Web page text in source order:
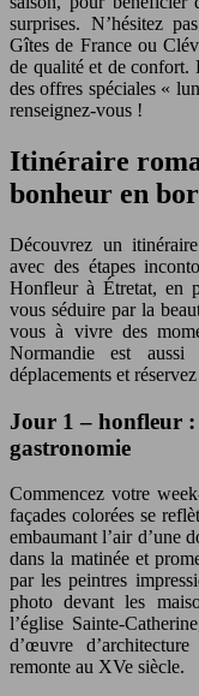
surprises. N’hésitez
Gîtes de France ou
de qualité et de confort.
des offres spéciales «
renseignez-vous !
Itinéraire
bonheur en
Découvrez un
avec des étapes
Honfleur à Étretat, en
vous séduire par la
vous à vivre des
Normandie est
déplacements et
Jour 1 – honfleur :
gastronomie
Commencez votre
façades colorées se
embaumant l’air d’une
dans la matinée et
par les peintres
photo devant les
l’église Sainte-
d’œuvre
remonte au XVe siècle.